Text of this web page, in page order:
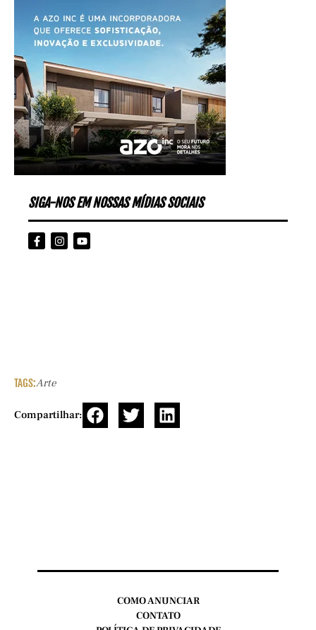
SIGA-NOS EM NOSSAS MÍDIAS SOCIAIS
TAGS:Arte
Compartilhar:
COMO ANUNCIAR
CONTATO